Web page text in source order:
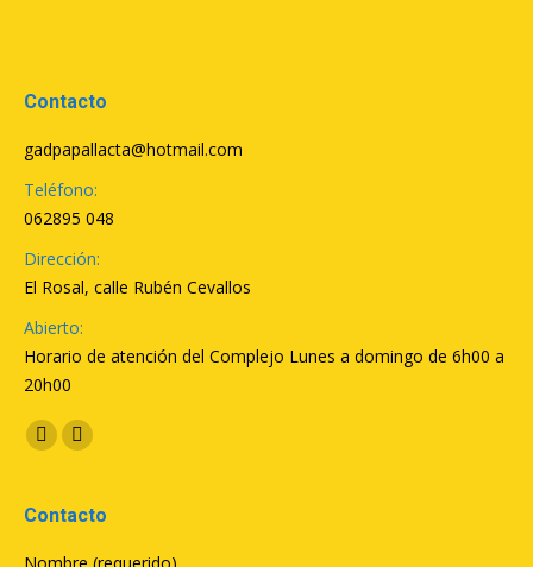
Contacto
gadpapallacta@hotmail.com
Teléfono:
062895 048
Dirección:
El Rosal, calle Rubén Cevallos
Abierto:
Horario de atención del Complejo Lunes a domingo de 6h00 a
20h00
Encuéntranos en:
FacebookYouTube
Contacto